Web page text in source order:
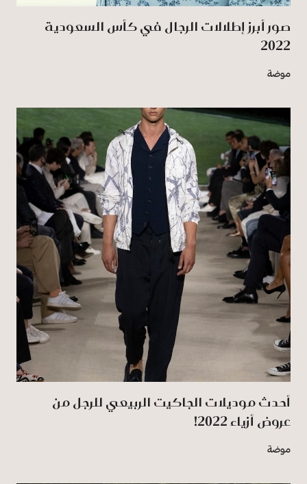
صور أبرز إطلالات الرجال في كأس السعودية
2022
موضة
أحدث موديلات الجاكيت الربيعي للرجل من
عروض أزياء 2022!
موضة